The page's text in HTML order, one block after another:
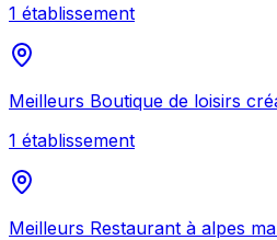
1 établissement
Meilleurs Boutique de loisirs
1 établissement
Meilleurs Restaurant à alpes